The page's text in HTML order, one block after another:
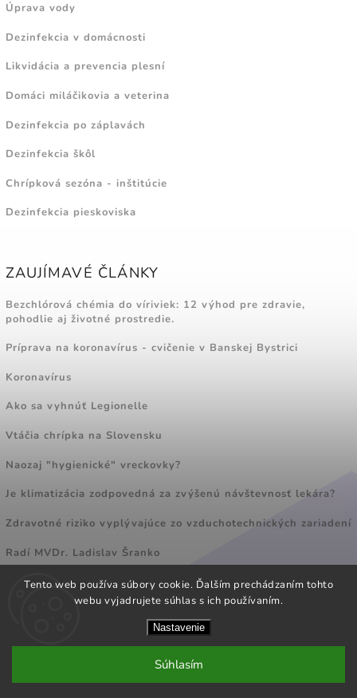
Tento web používa súbory cookie. Ďalším prechádzaním tohto
webu vyjadrujete súhlas s ich používaním.
Nastavenie
Súhlasím
Úprava vody
Dezinfekcia v domácnosti
Likvidácia a prevencia plesní
Domáci miláčikovia a veterina
Dezinfekcia po záplavách
Dezinfekcia škôl
Chrípková sezóna - inštitúcie
Dezinfekcia pieskoviska
ZAUJÍMAVÉ ČLÁNKY
Bezchlórová chémia do víriviek: 12 výhod pre zdravie,
pohodlie aj životné prostredie.
Príprava na koronavírus - cvičenie v Banskej Bystrici
Koronavírus
Ako sa vyhnúť Legionelle
Vtáčia chrípka na Slovensku
Naozaj "hygienické" vreckovky?
Je klimatizácia zodpovedná za zvýšenú návštevnosť lekára?
Zdravotné riziko vyplývajúce zo vzduchotechnických zariadení
Radí MVDr. Ladislav Šranko
Copyright 2026POLYMPT s.r.o.. Všetky práva vyhradené.